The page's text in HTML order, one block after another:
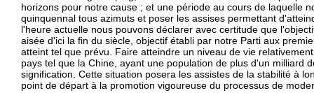
horizons pour notre cause ; et une période au cours de laquelle
quinquennal tous azimuts et poser les assises permettant
l'heure actuelle nous pouvons déclarer avec certitude que
aisée d'ici la fin du siècle, objectif établi par notre Parti aux
atteint tel que prévu. Faire atteindre un niveau de vie
pays tel que la Chine, ayant une population de plus d'un milliard
signification. Cette situation posera les assistes de la stabilité à
point de départ à la promotion vigoureuse du processus de